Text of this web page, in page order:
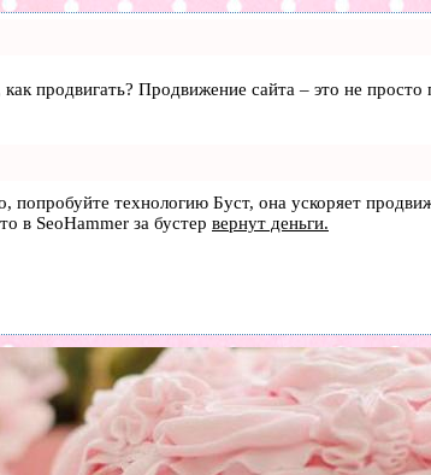
продвигать? Продвижение сайта – это не
попробуйте технологию Буст, она ускоряет
в SeoHammer за бустер вернут деньги.